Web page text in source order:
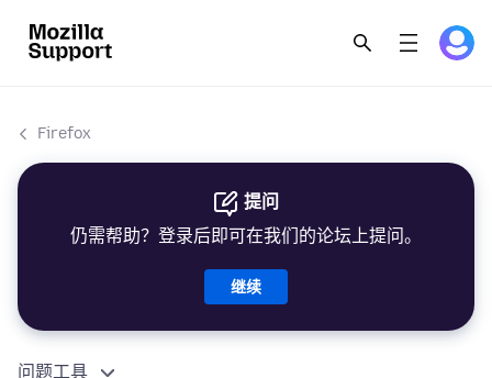
Firefox
提问
仍需帮助？登录后即可在我们的论坛上提问。
继续
问题工具